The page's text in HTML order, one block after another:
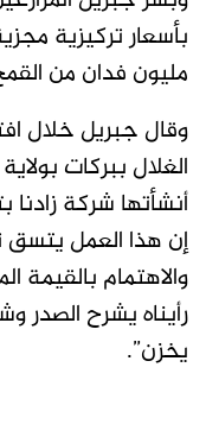
بأسعار تركيزية
مليون فدان من
وقال جبريل خلال
الغلال ببركات
أنشأتها شركة
إن هذا العمل يتسق
والاهتمام بالقيمة
رأيناه يشرح الصدر
يخزن”.